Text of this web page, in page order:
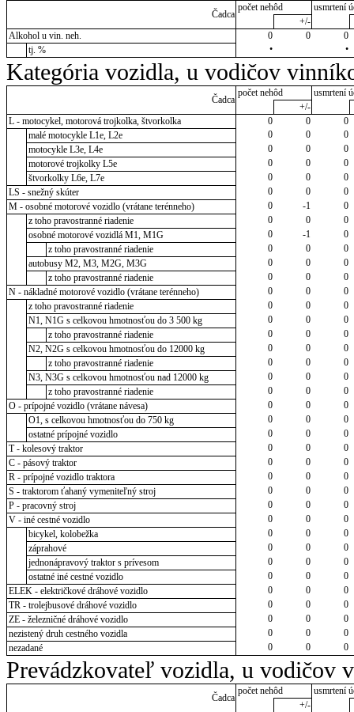
Čadca
počet nehôd
usmrtení
+/-
Alkohol u vin. neh.
0 0
0
tj. %
• •
Kategória vozidla, u vodičov
Čadca
počet nehôd
usmrtení
+/-
L - motocykel, motorová trojkolka, štvorkolka
0 0
0
malé motocykle L1e, L2e
0 0
0
motocykle L3e, L4e
0 0
0
motorové trojkolky L5e
0 0
0
štvorkolky L6e, L7e
0 0
0
LS - snežný skúter
0 0
0
M - osobné motorové vozidlo (vrátane terénneho)
0 -1
0
z toho pravostranné riadenie
0 0
0
osobné motorové vozidlá M1, M1G
0 -1
0
z toho pravostranné riadenie
0 0
0
autobusy M2, M3, M2G, M3G
0 0
0
z toho pravostranné riadenie
0 0
0
N - nákladné motorové vozidlo (vrátane terénneho)
0 0
0
z toho pravostranné riadenie
0 0
0
N1, N1G s celkovou hmotnosťou do 3 500 kg
0 0
0
z toho pravostranné riadenie
0 0
0
N2, N2G s celkovou hmotnosťou do 12000 kg
0 0
0
z toho pravostranné riadenie
0 0
0
N3, N3G s celkovou hmotnosťou nad 12000 kg
0 0
0
z toho pravostranné riadenie
0 0
0
O - prípojné vozidlo (vrátane návesa)
0 0
0
O1, s celkovou hmotnosťou do 750 kg
0 0
0
ostatné prípojné vozidlo
0 0
0
T - kolesový traktor
0 0
0
C - pásový traktor
0 0
0
R - prípojné vozidlo traktora
0 0
0
S - traktorom ťahaný vymeniteľný stroj
0 0
0
P - pracovný stroj
0 0
0
V - iné cestné vozidlo
0 0
0
bicykel, kolobežka
0 0
0
záprahové
0 0
0
jednonápravový traktor s prívesom
0 0
0
ostatné iné cestné vozidlo
0 0
0
ELEK - električkové dráhové vozidlo
0 0
0
TR - trolejbusové dráhové vozidlo
0 0
0
ZE - železničné dráhové vozidlo
0 0
0
nezistený druh cestného vozidla
0 0
0
nezadané
0 0 0
Prevádzkovateľ vozidla, u vodičov
Čadca
počet nehôd
usmrtení
+/-